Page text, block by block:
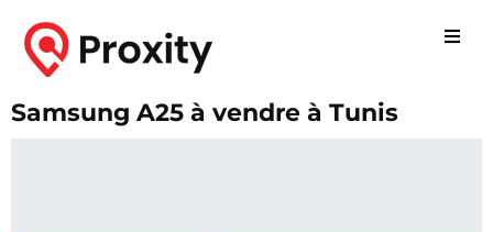
Samsung A25 à vendre à Tunis